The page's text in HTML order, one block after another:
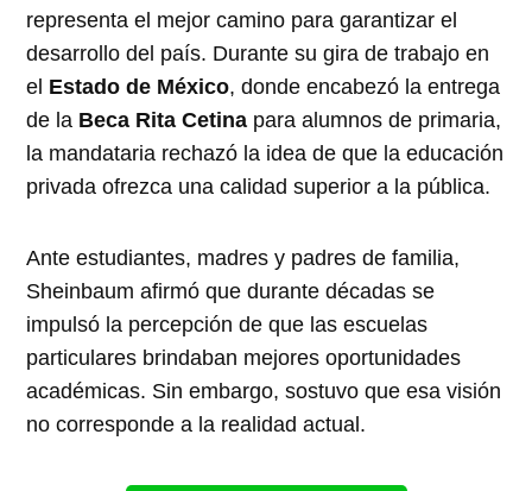
representa el mejor camino para garantizar el
desarrollo del país. Durante su gira de trabajo en
el Estado de México, donde encabezó la entrega
de la Beca Rita Cetina para alumnos de primaria,
la mandataria rechazó la idea de que la educación
privada ofrezca una calidad superior a la pública.
Ante estudiantes, madres y padres de familia,
Sheinbaum afirmó que durante décadas se
impulsó la percepción de que las escuelas
particulares brindaban mejores oportunidades
académicas. Sin embargo, sostuvo que esa visión
no corresponde a la realidad actual.